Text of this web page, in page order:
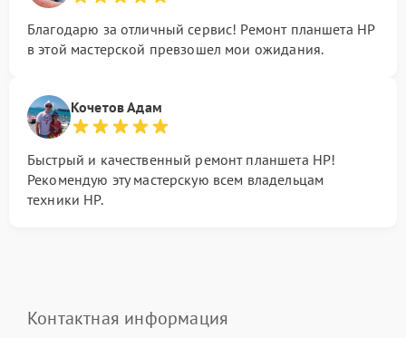
Благодарю за отличный сервис! Ремонт планшета HP
в этой мастерской превзошел мои ожидания.
Кочетов Адам
Быстрый и качественный ремонт планшета HP!
Рекомендую эту мастерскую всем владельцам
техники HP.
Контактная информация